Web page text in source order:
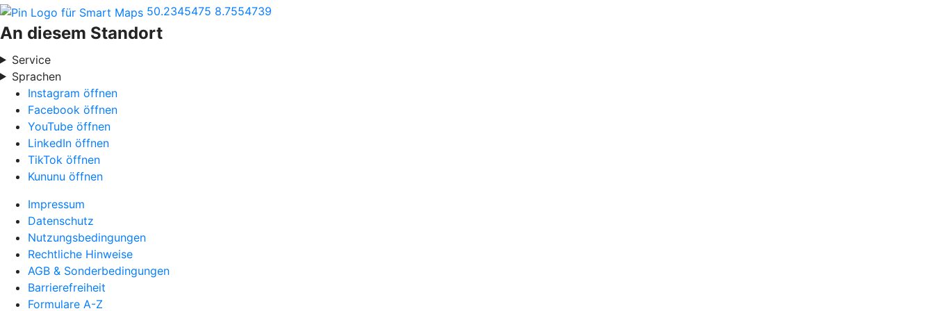
50.2345475 8.7554739
An diesem Standort
Service
Sprachen
Instagram öffnen
Facebook öffnen
YouTube öffnen
LinkedIn öffnen
TikTok öffnen
Kununu öffnen
Impressum
Datenschutz
Nutzungsbedingungen
Rechtliche Hinweise
AGB & Sonderbedingungen
Barrierefreiheit
Formulare A-Z